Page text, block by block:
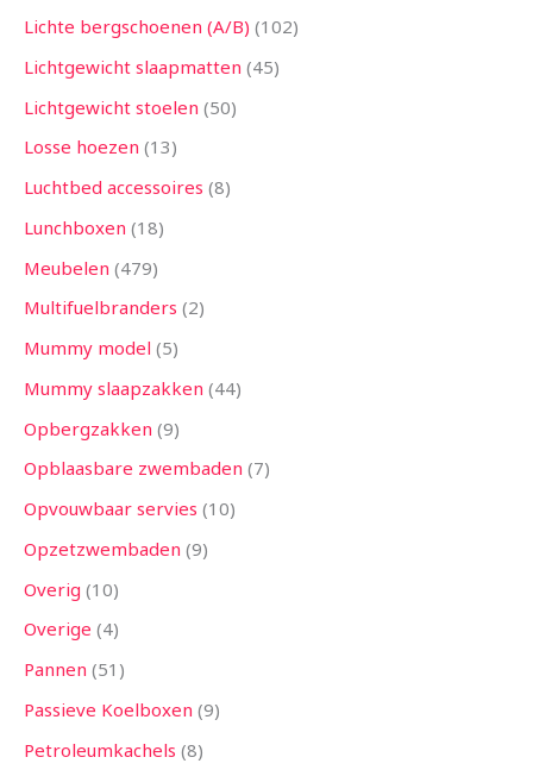
Lichte bergschoenen (A/B) 102
Lichtgewicht slaapmatten 45
Lichtgewicht stoelen 50
Losse hoezen 13
Luchtbed accessoires 8
Lunchboxen 18
Meubelen 479
Multifuelbranders 2
Mummy model 5
Mummy slaapzakken 44
Opbergzakken 9
Opblaasbare zwembaden 7
Opvouwbaar servies 10
Opzetzwembaden 9
Overig 10
Overige 4
Pannen 51
Passieve Koelboxen 9
Petroleumkachels 8